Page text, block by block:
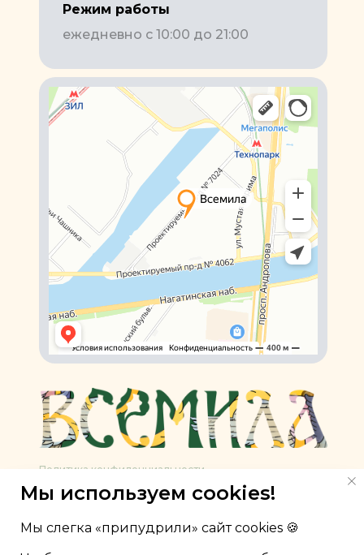
Режим работы
ежедневно с 10:00 до 21:00
Политика конфиденциальности
Медицинская лицензия
Мы используем cookies!
Мы слегка «припудрили» сайт cookies 🍪